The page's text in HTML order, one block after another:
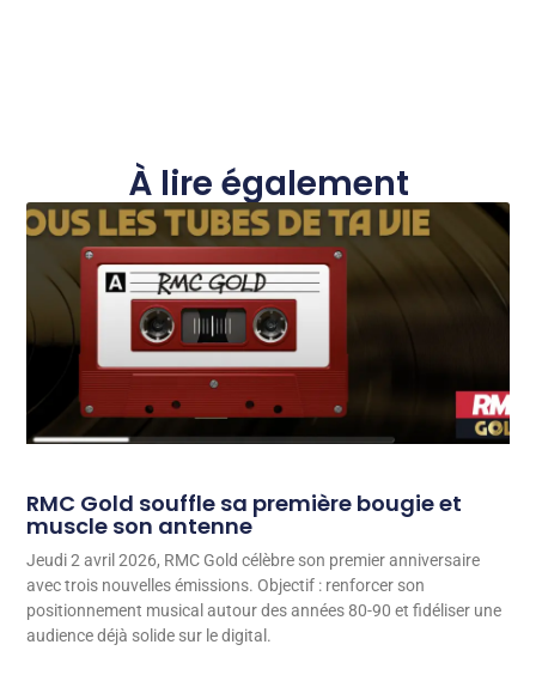
À lire également
RMC Gold souffle sa première bougie et
muscle son antenne
Jeudi 2 avril 2026, RMC Gold célèbre son premier anniversaire
avec trois nouvelles émissions. Objectif : renforcer son
positionnement musical autour des années 80-90 et fidéliser une
audience déjà solide sur le digital.